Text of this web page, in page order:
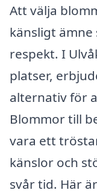
Att välja
känsligt
respekt. I
platser,
alternativ för
Blommor till
vara ett
känslor och
svår tid. Här